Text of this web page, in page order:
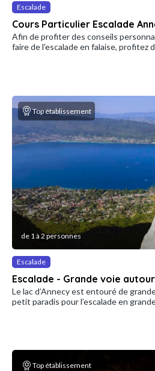
Escalade
Cours Particulier Escalade
Afin de profiter des conseils
faire de l'escalade en falaise, profitez
Top établissement
de 1 à 2 personnes
Escalade
Escalade - Grande voie
Le lac d’Annecy est entouré de
petit paradis pour l’escalade en
Top établissement